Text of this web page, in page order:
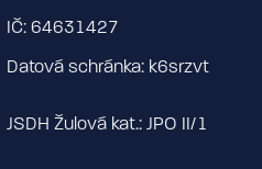
IČ: 64631427
Datová schránka: k6srzvt
JSDH Žulová kat.: JPO II/1